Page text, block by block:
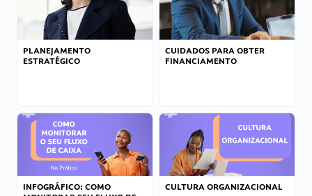
PLANEJAMENTO
ESTRATÉGICO
CUIDADOS PARA OBTER
FINANCIAMENTO
INFOGRÁFICO: COMO
CULTURA ORGANIZACIONAL